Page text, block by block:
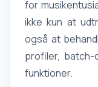
for
ikke kun at
også at
profiler, batch-
funktioner.